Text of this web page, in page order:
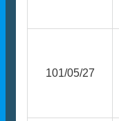
101/05/27